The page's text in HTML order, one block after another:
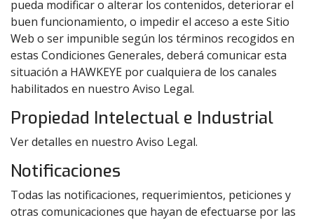
pueda modificar o alterar los contenidos, deteriorar el
buen funcionamiento, o impedir el acceso a este Sitio
Web o ser impunible según los términos recogidos en
estas Condiciones Generales, deberá comunicar esta
situación a HAWKEYE por cualquiera de los canales
habilitados en nuestro Aviso Legal.
Propiedad Intelectual e Industrial
Ver detalles en nuestro Aviso Legal.
Notificaciones
Todas las notificaciones, requerimientos, peticiones y
otras comunicaciones que hayan de efectuarse por las